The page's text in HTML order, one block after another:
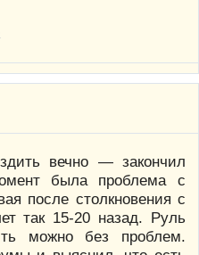
вечно — закончил
была проблема с
после столкновения с
так 15-20 назад. Руль
можно без проблем.